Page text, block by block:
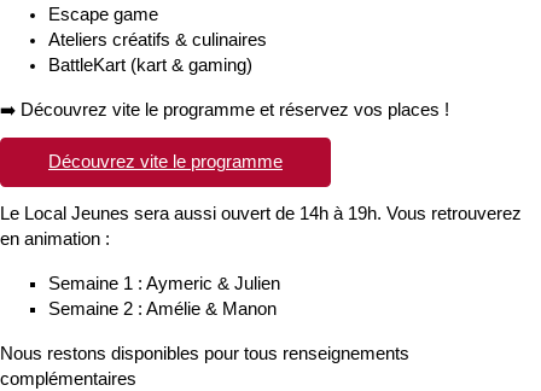
Escape game
Ateliers créatifs & culinaires
BattleKart (kart & gaming)
➡️ Découvrez vite le programme et réservez vos places !
Découvrez vite le programme
Le Local Jeunes sera aussi ouvert de 14h à 19h. Vous retrouverez
en animation :
Semaine 1 : Aymeric & Julien
Semaine 2 : Amélie & Manon
Nous restons disponibles pour tous renseignements
complémentaires